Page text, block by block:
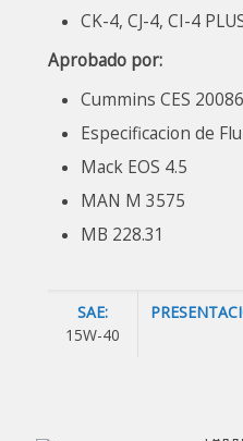
CK-4, CJ-4, CI-4
Aprobado por:
Cummins CES 20086
Especificacion de
Mack EOS 4.5
MAN M 3575
MB 228.31
SAE:
15W-40